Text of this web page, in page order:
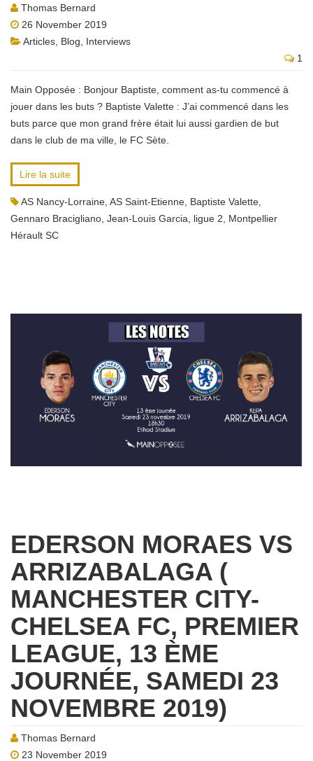
Thomas Bernard
26 November 2019
Articles Blog
Interviews
1
Main Opposée : Bonjour Baptiste, comment as-tu commencé à
jouer dans les buts ? Baptiste Valette : J’ai commencé dans les
buts parce que mon grand frère était lui aussi gardien de but
dans le club de ma ville, le FC Sète.
Lire la suite
AS Nancy-Lorraine AS Saint-Etienne Baptiste Valette
Gennaro Bracigliano Jean-Louis Garcia ligue 2
Montpellier
Hérault SC
EDERSON MORAES VS
ARRIZABALAGA (
MANCHESTER CITY-
CHELSEA FC, PREMIER
LEAGUE, 13 ÈME
JOURNÉE, SAMEDI 23
NOVEMBRE 2019)
Thomas Bernard
23 November 2019